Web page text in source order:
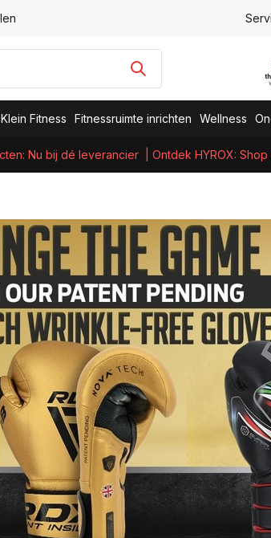
Klein Fitness Fitnessruimte inrichten Wellness
Nu bij dé leverancier | Ontdek HYROX: